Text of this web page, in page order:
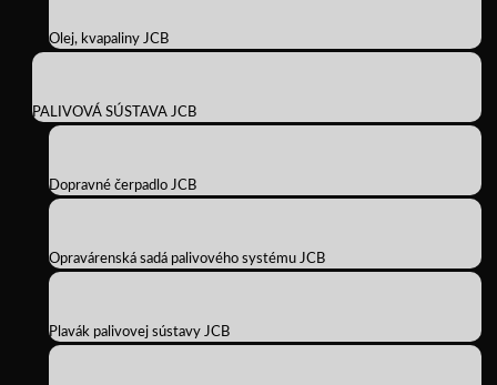
Olej, kvapaliny JCB
PALIVOVÁ SÚSTAVA JCB
Dopravné čerpadlo JCB
Opravárenská sadá palivového systému JCB
Plavák palivovej sústavy JCB